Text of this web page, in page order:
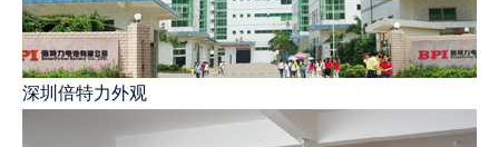
深圳倍特力外观